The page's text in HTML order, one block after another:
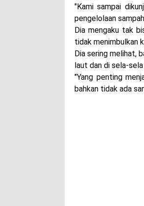
"Kami sampai
pengelolaan
Dia mengaku tak
tidak menimbulkan
Dia sering melihat,
laut dan di sela-
"Yang penting
bahkan tidak ada